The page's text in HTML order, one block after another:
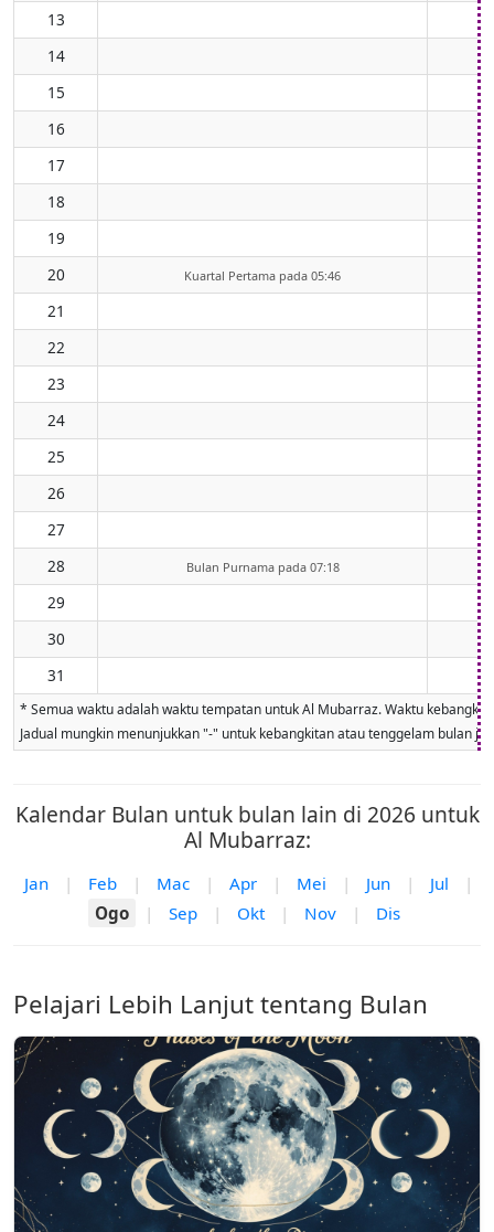
13
14
15
16
17
18
19
20
Kuartal Pertama pada 05:46
21
22
23
24
25
26
27
28
Bulan Purnama pada 07:18
29
30
31
* Semua waktu adalah waktu tempatan untuk Al Mubarraz. Waktu
Jadual mungkin menunjukkan "-" untuk kebangkitan atau tenggelam bulan
Kalendar Bulan untuk bulan lain di 2026 untuk
Al Mubarraz:
Jan | Feb | Mac | Apr | Mei | Jun | Jul
|
Ogo
| Sep | Okt | Nov | Dis
Pelajari Lebih Lanjut tentang Bulan